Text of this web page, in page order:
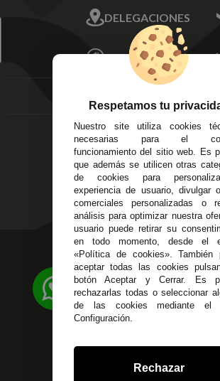
Mis Direcciones
Mis Pedidos
Mis favoritos
FAQ's
DELEGACIONES
Écija - Sevilla
Av. Plaza de Toros.
Local 3
C/ Ingeniero Iribarren,
14
Alzira - Valencia
C/ Esplugues, 135
EMPRESA
Aviso Legal
Entregas y
Devoluciones
Política de Privacidad
Pago Seguro
Terminos y
Condiciones
Políticas de Cookies
623 23 31
Atendemos Whatsapp
955 44 45 43/955 44
Local 3 Écija (Sevilla)
Respetamos tu
Nuestro site utiliza cookies
necesarias para el
funcionamiento del sitio web. Es
que además se utilicen otras
de cookies para
experiencia de usuario, divulgar
comerciales personalizadas o
análisis para optimizar nuestra
usuario puede retirar su
en todo momento, desde el
«Política de cookies». También
aceptar todas las cookies
botón Aceptar y Cerrar. Es
rechazarlas todas o seleccionar
de las cookies mediante el
Configuración.
Rechazar